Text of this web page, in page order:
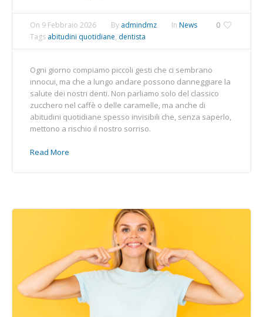
0
On 9 Febbraio 2026 By admindmz In News
Tags abitudini quotidiane, dentista
Ogni giorno compiamo piccoli gesti che ci sembrano
innocui, ma che a lungo andare possono danneggiare la
salute dei nostri denti. Non parliamo solo del classico
zucchero nel caffè o delle caramelle, ma anche di
abitudini quotidiane spesso invisibili che, senza saperlo,
mettono a rischio il nostro sorriso.
Read More